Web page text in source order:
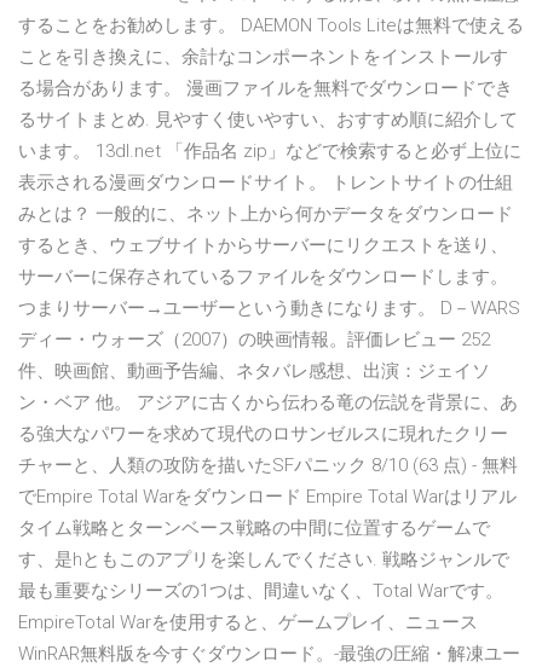
することをお勧めします。 DAEMON Tools Liteは無料で使える
ことを引き換えに、余計なコンポーネントをインストールす
る場合があります。 漫画ファイルを無料でダウンロードでき
るサイトまとめ. 見やすく使いやすい、おすすめ順に紹介して
います。 13dl.net 「作品名 zip」などで検索すると必ず上位に
表示される漫画ダウンロードサイト。 トレントサイトの仕組
みとは？ 一般的に、ネット上から何かデータをダウンロード
するとき、ウェブサイトからサーバーにリクエストを送り、
サーバーに保存されているファイルをダウンロードします。
つまりサーバー→ユーザーという動きになります。 D－WARS
ディー・ウォーズ（2007）の映画情報。評価レビュー 252
件、映画館、動画予告編、ネタバレ感想、出演：ジェイソ
ン・ベア 他。 アジアに古くから伝わる竜の伝説を背景に、あ
る強大なパワーを求めて現代のロサンゼルスに現れたクリー
チャーと、人類の攻防を描いたSFパニック 8/10 (63 点) - 無料
でEmpire Total Warをダウンロード Empire Total Warはリアル
タイム戦略とターンベース戦略の中間に位置するゲームで
す、是hともこのアプリを楽しんでください. 戦略ジャンルで
最も重要なシリーズの1つは、間違いなく、Total Warです。
EmpireTotal Warを使用すると、ゲームプレイ、ニュース
WinRAR無料版を今すぐダウンロード。-最強の圧縮・解凍ユー